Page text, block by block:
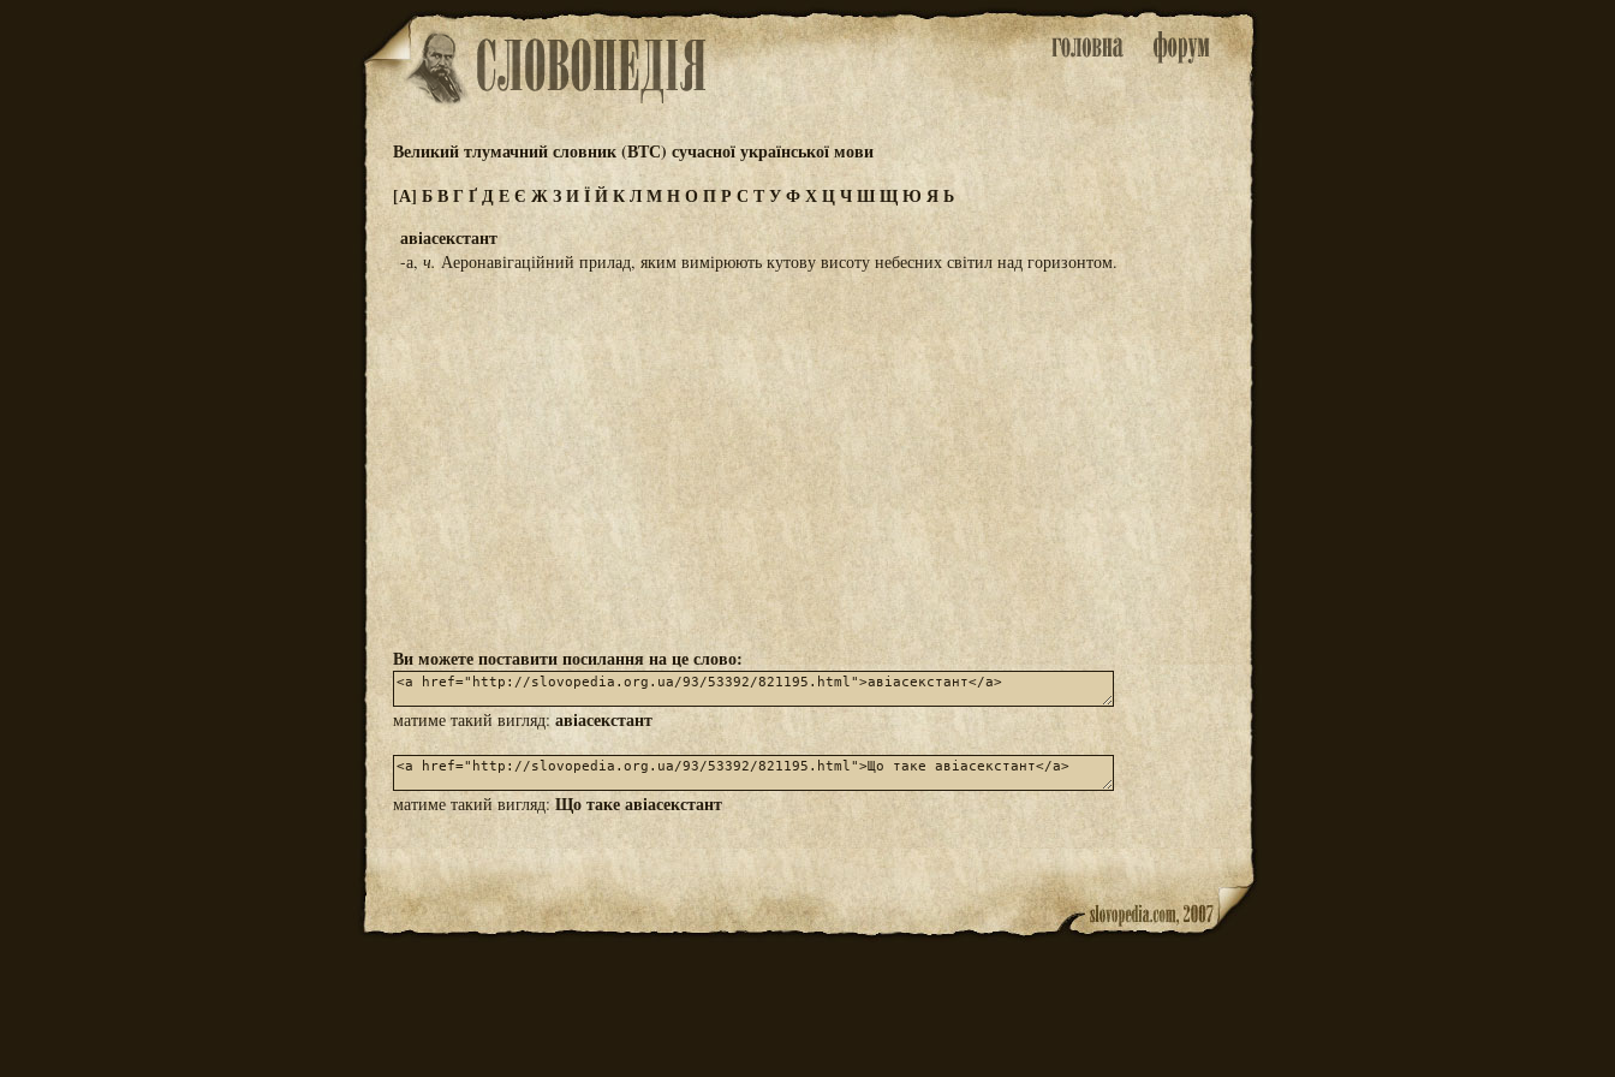
Великий тлумачний словник (ВТС) сучасної української мови
[А] БВГ ҐДЕЄ ЖЗИЇЙКЛМНОПРС ТУФХЦЧШЩЮ ЯЬ
авіасекстант
-а,ч. Аеронавігаційний прилад, яким вимірюють кутову висоту небесних світил над горизонтом.
Ви можете поставити посилання на це слово:
матиме такий вигляд: авіасекстант
матиме такий вигляд:Що таке авіасекстант